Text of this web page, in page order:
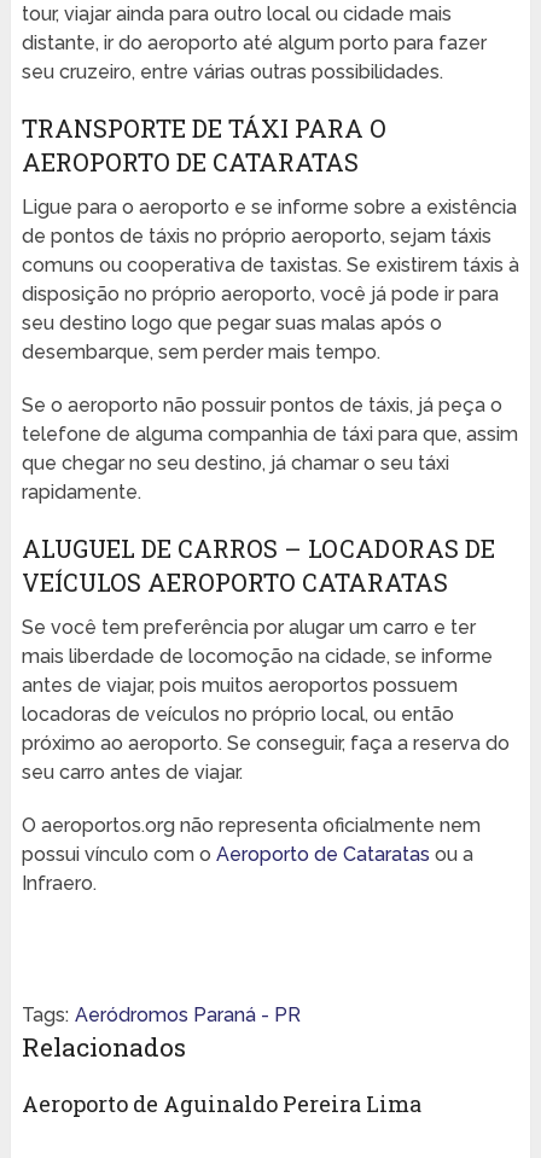
tour, viajar ainda para outro local ou cidade mais
distante, ir do aeroporto até algum porto para fazer
seu cruzeiro, entre várias outras possibilidades.
TRANSPORTE DE TÁXI PARA O
AEROPORTO DE CATARATAS
Ligue para o aeroporto e se informe sobre a existência
de pontos de táxis no próprio aeroporto, sejam táxis
comuns ou cooperativa de taxistas. Se existirem táxis à
disposição no próprio aeroporto, você já pode ir para
seu destino logo que pegar suas malas após o
desembarque, sem perder mais tempo.
Se o aeroporto não possuir pontos de táxis, já peça o
telefone de alguma companhia de táxi para que, assim
que chegar no seu destino, já chamar o seu táxi
rapidamente.
ALUGUEL DE CARROS – LOCADORAS DE
VEÍCULOS AEROPORTO CATARATAS
Se você tem preferência por alugar um carro e ter
mais liberdade de locomoção na cidade, se informe
antes de viajar, pois muitos aeroportos possuem
locadoras de veículos no próprio local, ou então
próximo ao aeroporto. Se conseguir, faça a reserva do
seu carro antes de viajar.
O aeroportos.org não representa oficialmente nem
possui vínculo com o Aeroporto de Cataratas ou a
Infraero.
Tags: Aeródromos Paraná - PR
Relacionados
Aeroporto de Aguinaldo Pereira Lima